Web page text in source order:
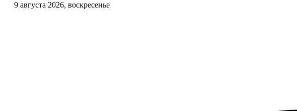
9 августа 2026, воскресенье